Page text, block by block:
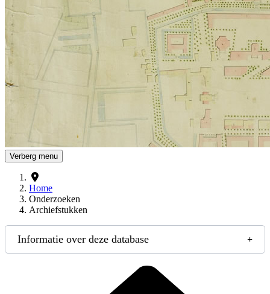
Verberg menu
Home
Onderzoeken
Archiefstukken
Informatie over deze database